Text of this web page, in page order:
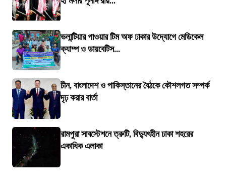
ভলান্টিয়ার পাওয়ার টিম অফ ঢাকার উদ্যোগে মেডিকেল
ক্যাম্প ও ডায়বেটিস...
চীন, বাংলাদেশ ও পাকিস্তানের বৈঠকে কৌশলগত সম্পর্ক
দৃঢ় করার বার্তা
রামপুরা সাবস্টেশনে ত্রুটি, বিদ্যুৎহীন ঢাকা শহরের
একাধিক এলাকা